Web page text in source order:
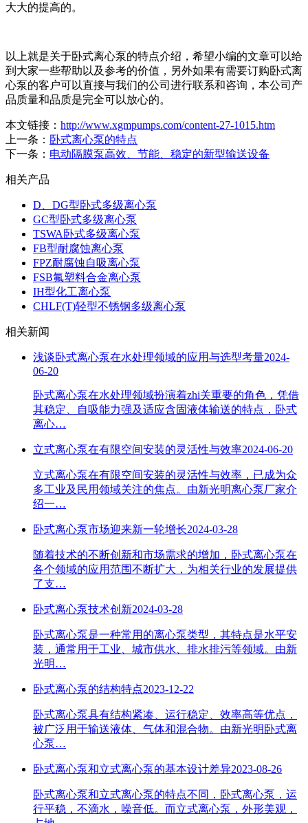
大大的提高的。
以上就是关于卧式离心泵的特点介绍，希望小编的文章可以给
到大家一些帮助以及参考的价值，另外如果有需要订购卧式离
心泵的客户可以直接与我们的公司进行联系和咨询，本公司产
品质量和品质是完全可以放心的。
本文链接： http://www.xgmpumps.com/content-27-1015.htm
上一条： 卧式离心泵的特点
下一条： 电动隔膜泵高效、节能、稳定的新型输送设备
相关产品
D、DG型卧式多级离心泵
GC型卧式多级离心泵
TSWA卧式多级离心泵
FB型耐腐蚀离心泵
FPZ耐腐蚀自吸离心泵
FSB氟塑料合金离心泵
IH型化工离心泵
CHLF(T)轻型不锈钢多级离心泵
相关新闻
浅谈卧式离心泵在水处理领域的应用与选型考量2024-
06-20
卧式离心泵在水处理领域扮演着zhi关重要的角色，凭借
其稳定、自吸能力强及适应含固液体输送的特点，卧式
离心…
立式离心泵在有限空间安装的灵活性与效率2024-06-20
立式离心泵在有限空间安装的灵活性与效率，已成为众
多工业及民用领域关注的焦点。由新光明离心泵厂家介
绍一…
卧式离心泵市场迎来新一轮增长2024-03-28
随着技术的不断创新和市场需求的增加，卧式离心泵在
各个领域的应用范围不断扩大，为相关行业的发展提供
了支…
卧式离心泵技术创新2024-03-28
卧式离心泵是一种常用的离心泵类型，其特点是水平安
装，通常用于工业、城市供水、排水排污等领域。由新
光明…
卧式离心泵的结构特点2023-12-22
卧式离心泵具有结构紧凑、运行稳定、效率高等优点，
被广泛用于输送液体、气体和混合物。由新光明卧式离
心泵…
卧式离心泵和立式离心泵的基本设计差异2023-08-26
卧式离心泵和立式离心泵的特点不同，卧式离心泵，运
行平稳，不滴水，噪音低。而立式离心泵，外形美观，